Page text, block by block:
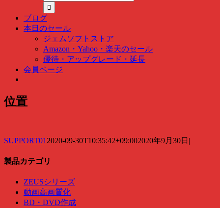
ピ
ッ
ク
検
索
…
ブログ
本日のセール
ジェムソフトストア
Amazon・Yahoo・楽天のセール
優待・アップグレード・延長
会員ページ
位置
SUPPORT01 2020-09-30T10:35:42+09:002020年9月30日 |
製品カテゴリ
ZEUSシリーズ
動画高画質化
BD・DVD作成